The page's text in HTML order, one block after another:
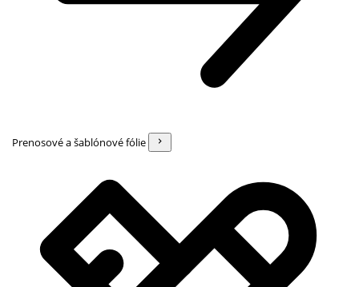
Prenosové a šablónové fólie